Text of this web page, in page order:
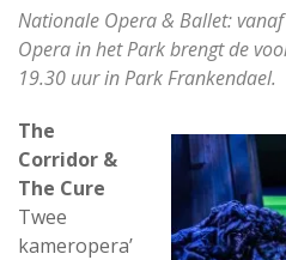
Nationale Opera & Ballet:
Opera in het Park brengt de
19.30 uur in Park Frankendael.
The
Corridor &
The Cure
Twee
kameropera’